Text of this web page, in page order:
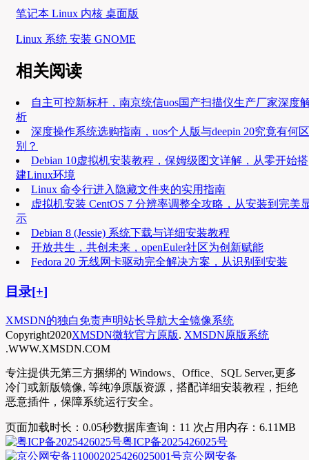
笔记本 Linux 内核 桌面版
Linux 系统 安装 GNOME
相关阅读
自主可控新标杆，南京统信uos国产扫描仪生产厂家深度
析
深度操作系统选购指南，uos个人版与deepin 20究竟有何区
别？
Debian 10虚拟机安装教程，保姆级图文详解，从零开始搭
建Linux环境
Linux 命令行进入隐藏文件夹的实用指南
虚拟机安装 CentOS 7 分辨率调整全攻略，从安装到完美
示
Debian 8 (Jessie) 系统下载与详细安装教程
开放共生，共创未来，openEuler社区为创新赋能
Fedora 20 无线网卡驱动完全解决方案，从识别到安装
目录[+]
XMSDN的独白免责声明站长导航大全镜像系统
Copyright2020XMSDN微软官方原版. XMSDN原版系统
.WWW.XMSDN.COM
专注提供无第三方捆绑的 Windows、Office、SQL Server,更多
冷门或新版镜像, 等纯净原版资源，搭配详细安装教程，拒绝
恶意插件，保障系统运行安全。
页面加载时长：0.05秒数据库查询：11 次占用内存：6.11MB
粤ICP备2025426025号
京公网安备